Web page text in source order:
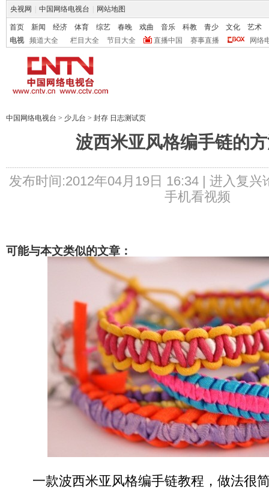
央视网 中国网络电视台 网站地图
首页 新闻 经济 体育 综艺 春晚 戏曲 音乐 科教 青少 文化
艺术
电视
频道大全 栏目大全 节目大全 直播中国 赛事直播 网络
中国网络电视台 > 少儿台 > 封存 日志测试页
波西米亚风格编手链的
发布时间:2012年04月19日 16:34 | 进入复兴
手机看视频
可能与本文类似的文章：
一款波西米亚风格编手链教程，做法很